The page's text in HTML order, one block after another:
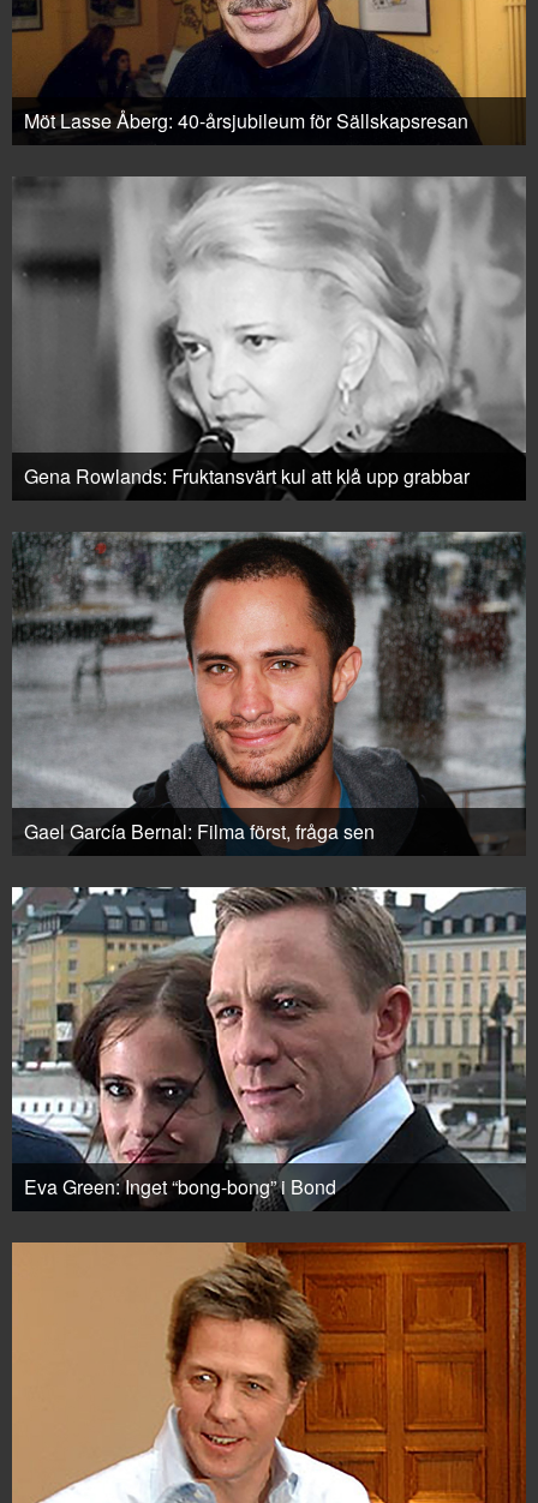
Möt Lasse Åberg: 40-årsjubileum för Sällskapsresan
Gena Rowlands: Fruktansvärt kul att klå upp grabbar
Gael García Bernal: Filma först, fråga sen
Eva Green: Inget “bong-bong” i Bond